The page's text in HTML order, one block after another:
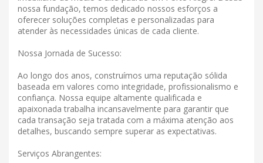
nossa fundação, temos dedicado nossos esforços a
oferecer soluções completas e personalizadas para
atender às necessidades únicas de cada cliente.
Nossa Jornada de Sucesso:
Ao longo dos anos, construímos uma reputação sólida
baseada em valores como integridade, profissionalismo e
confiança. Nossa equipe altamente qualificada e
apaixonada trabalha incansavelmente para garantir que
cada transação seja tratada com a máxima atenção aos
detalhes, buscando sempre superar as expectativas.
Serviços Abrangentes: